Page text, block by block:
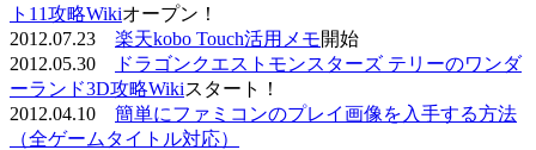
ト11攻略Wikiオープン！
2012.07.23 楽天kobo Touch活用メモ開始
2012.05.30
ドラゴンクエストモンスターズ テリーのワンダ
ーランド3D攻略Wikiスタート！
2012.04.10 簡単にファミコンのプレイ画像を入手する方法
（全ゲームタイトル対応）